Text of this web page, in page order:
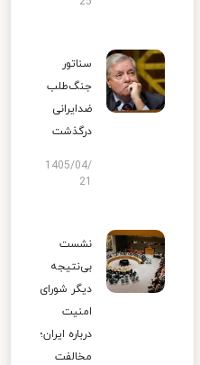
سناتور
جنگ‌طلب
ضدایرانی
درگذشت
1405/04/
نشست
بی‌نتیجه
دیگر شورای
امنیت
درباره ایران؛
مخالفت